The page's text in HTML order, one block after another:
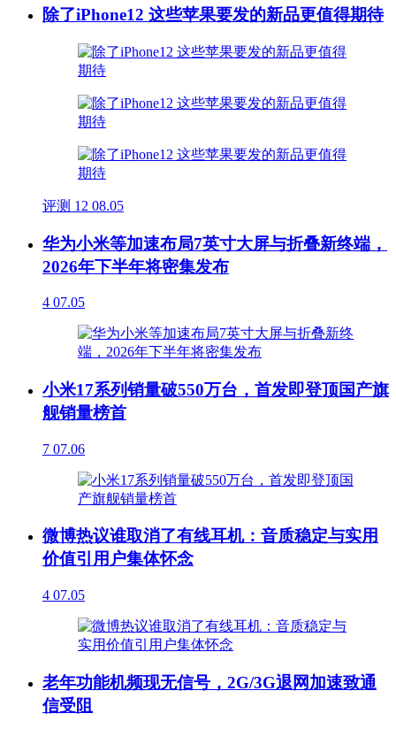
除了iPhone12 这些苹果要发的新品更值得期待
评测 12 08.05
华为小米等加速布局7英寸大屏与折叠新终端，
2026年下半年将密集发布
4 07.05
小米17系列销量破550万台，首发即登顶国产旗
舰销量榜首
7 07.06
微博热议谁取消了有线耳机：音质稳定与实用
价值引用户集体怀念
4 07.05
老年功能机频现无信号，2G/3G退网加速致通
信受阻